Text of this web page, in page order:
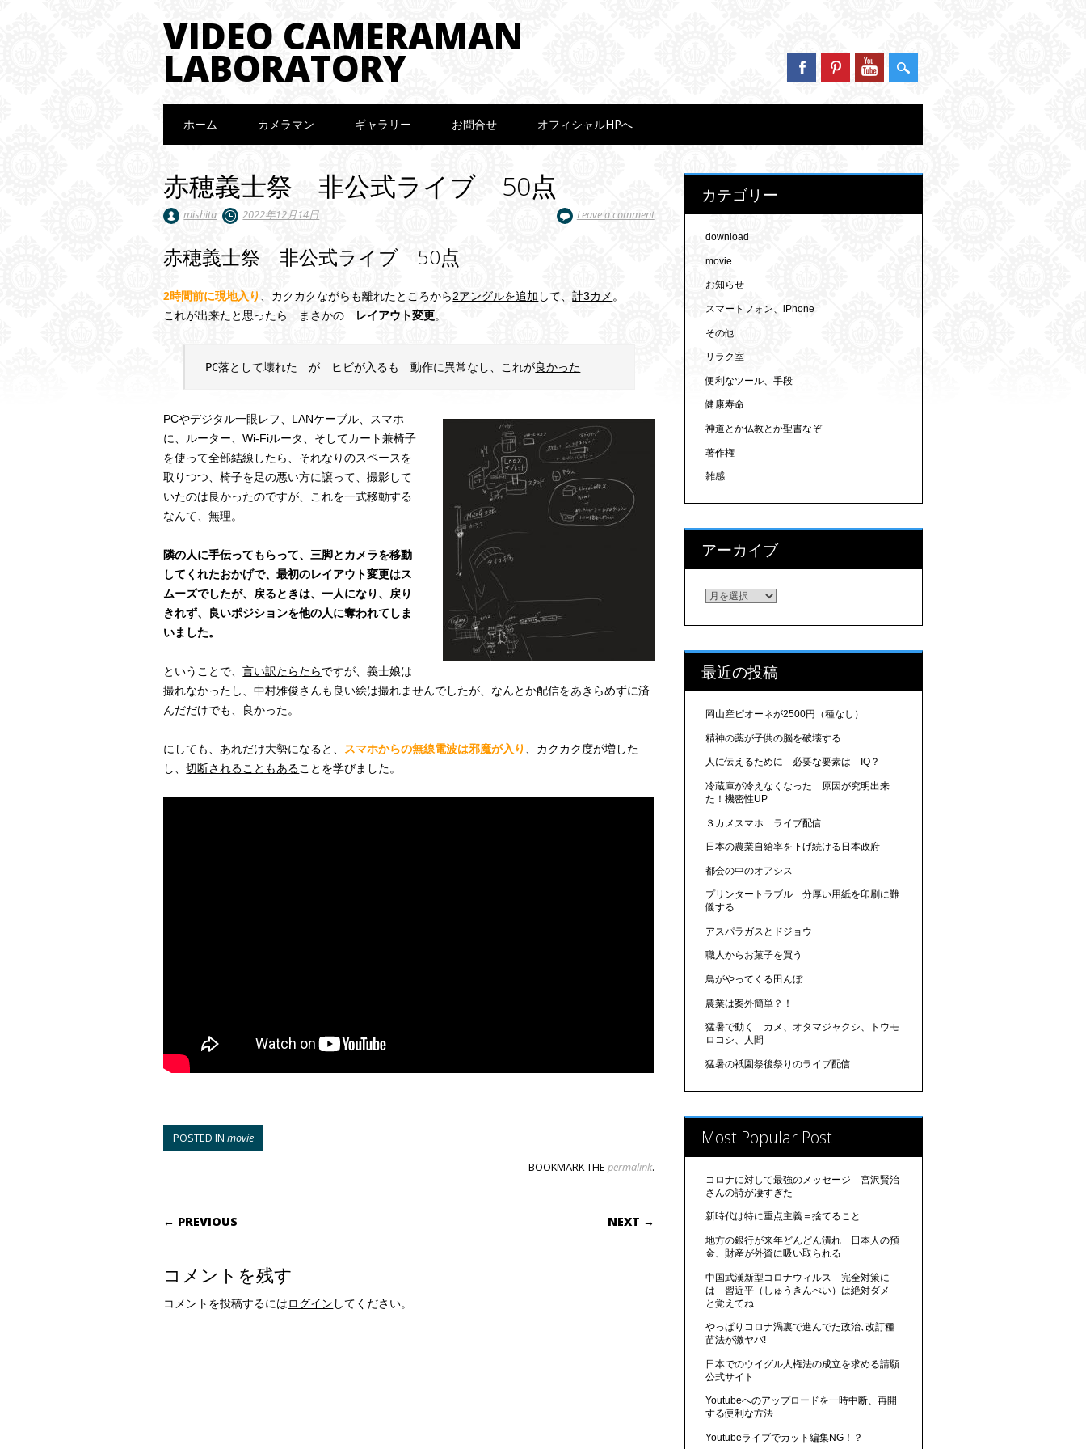
VIDEO CAMERAMAN
LABORATORY
Main menu
ホーム カメラマン ギャラリー お問合せ オフィシャルHPへ
赤穂義士祭 非公式ライブ 50点
mishita 2022年12月14日 Leave a comment
赤穂義士祭 非公式ライブ 50点
2時間前に現地入り 、カクカクながらも離れたところから2アングルを追加 して、計3カメ 。
これが出来たと思ったら まさかの
レイアウト変更。
PC落として壊れた が ヒビが入るも 動作に異常なし、これが良かった
PCやデジタル一眼レフ、LANケーブル、スマホ
に、ルーター、Wi-Fiルータ、そしてカート兼椅子
を使って全部結線したら、それなりのスペースを
取りつつ、椅子を足の悪い方に譲って、撮影して
いたのは良かったのですが、これを一式移動する
なんて、無理。
隣の人に手伝ってもらって、三脚とカメラを移動
してくれたおかげで、最初のレイアウト変更はス
ムーズでしたが、戻るときは、一人になり、戻り
きれず、良いポジションを他の人に奪われてしま
いました。
ということで、言い訳たらたらですが、義士娘は
撮れなかったし、中村雅俊さんも良い絵は撮れませんでしたが、なんとか配信をあきらめずに済
んだだけでも、良かった。
にしても、あれだけ大勢になると、 スマホからの無線電波は邪魔が入り
、カクカク度が増した
し、切断されることもあることを学びました。
POSTED INmovie
BOOKMARK THE permalink.
POST NAVIGATION
← PREVIOUS NEXT →
コメントを残す
コメントを投稿するにはログイン してください。
カテゴリー
download
movie
お知らせ
スマートフォン、iPhone
その他
リラク室
便利なツール、手段
健康寿命
神道とか仏教とか聖書なぞ
著作権
雑感
アーカイブ
アーカイブ
最近の投稿
岡山産ピオーネが2500円（種なし）
精神の薬が子供の脳を破壊する
人に伝えるために 必要な要素は IQ？
冷蔵庫が冷えなくなった 原因が究明出来
た！機密性UP
３カメスマホ ライブ配信
日本の農業自給率を下げ続ける日本政府
都会の中のオアシス
プリンタートラブル 分厚い用紙を印刷に難
儀する
アスパラガスとドジョウ
職人からお菓子を買う
鳥がやってくる田んぼ
農業は案外簡単？！
猛暑で動く カメ、オタマジャクシ、トウモ
ロコシ、人間
猛暑の祇園祭後祭りのライブ配信
Most Popular Post
コロナに対して最強のメッセージ 宮沢賢治
さんの詩が凄すぎた
新時代は特に重点主義＝捨てること
地方の銀行が来年どんどん潰れ 日本人の預
金、財産が外資に吸い取られる
中国武漢新型コロナウィルス 完全対策に
は 習近平（しゅうきんぺい）は絶対ダメ
と覚えてね
やっぱりコロナ渦裏で進んでた政治､改訂種
苗法が激ヤバ!
日本でのウイグル人権法の成立を求める請願
公式サイト
Youtubeへのアップロードを一時中断、再開
する便利な方法
Youtubeライブでカット編集NG！？